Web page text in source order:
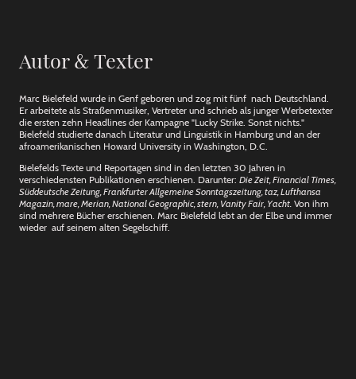
Autor & Texter
Marc Bielefeld wurde in Genf geboren und zog mit fünf nach Deutschland.
Er arbeitete als Straßenmusiker, Vertreter und schrieb als junger Werbetexter
die ersten zehn Headlines der Kampagne "Lucky Strike. Sonst nichts."
Bielefeld studierte danach Literatur und Linguistik in Hamburg und an der
afroamerikanischen Howard University in Washington, D.C.
Bielefelds Texte und Reportagen sind in den letzten 30 Jahren in
verschiedensten Publikationen erschienen. Darunter: Die Zeit, Financial Times,
Süddeutsche Zeitung, Frankfurter Allgemeine Sonntagszeitung, taz, Lufthansa
Magazin, mare, Merian, National Geographic, stern, Vanity Fair, Yacht. Von ihm
sind mehrere Bücher erschienen. Marc Bielefeld lebt an der Elbe und immer
wieder auf seinem alten Segelschiff.